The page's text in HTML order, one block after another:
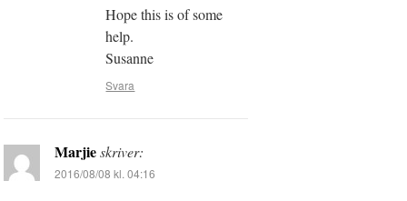
Hope this is of some
help.
Susanne
Svara
Marjie skriver:
2016/08/08 kl. 04:16